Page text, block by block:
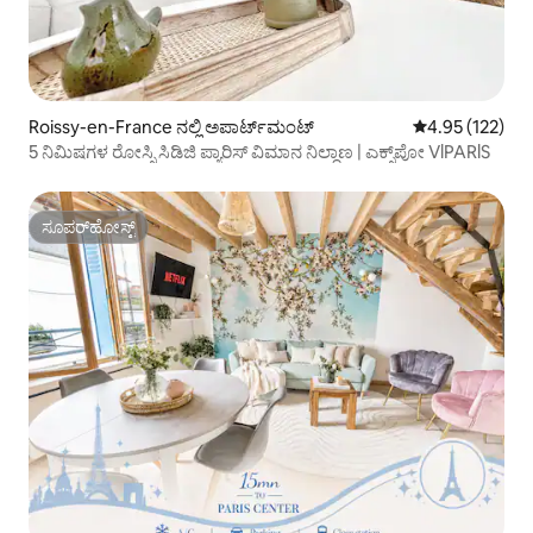
Roissy-en-France ನಲ್ಲಿ ಅಪಾರ್ಟ್‌ಮಂಟ್ 5 ರಲ್ಲಿ 4.95
4.95 (122)
5 ನಿಮಿಷಗಳ ರೋಸ್ಸಿ ಸಿಡಿಜಿ ಪ್ಯಾರಿಸ್ ವಿಮಾನ ನಿಲ್ದಾಣ | ಎಕ್ಸ್‌ಪೋ VlPARlS
ಸೂಪರ್‌ಹೋಸ್ಟ್
ಸೂಪರ್‌ಹೋಸ್ಟ್